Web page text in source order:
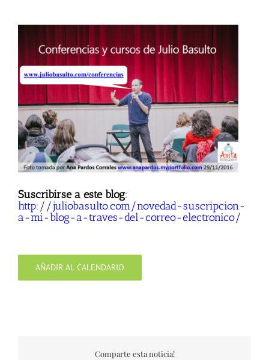
Suscribirse a este blog:
http://juliobasulto.com/novedad-suscripcion-
a-mi-blog-a-traves-del-correo-electronico/
AÑADIR AL CALENDARIO
Comparte esta noticia!